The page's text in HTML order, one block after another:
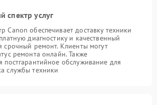
спектр услуг
Canon обеспечивает доставку техники
диагностику и качественный
срочный ремонт. Клиенты могут
ремонта онлайн. Также
постгарантийное обслуживание для
службы техники